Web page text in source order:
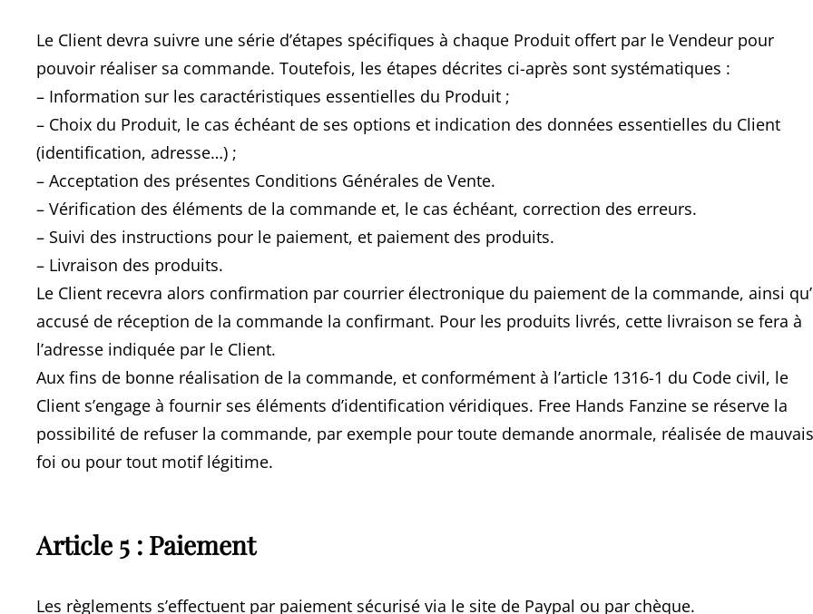
Le Client devra suivre une série d’étapes spécifiques à chaque Produit offert par le Vendeur pour
pouvoir réaliser sa commande. Toutefois, les étapes décrites ci-après sont systématiques :
– Information sur les caractéristiques essentielles du Produit ;
– Choix du Produit, le cas échéant de ses options et indication des données essentielles du Client
(identification, adresse…) ;
– Acceptation des présentes Conditions Générales de Vente.
– Vérification des éléments de la commande et, le cas échéant, correction des erreurs.
– Suivi des instructions pour le paiement, et paiement des produits.
– Livraison des produits.
Le Client recevra alors confirmation par courrier électronique du paiement de la commande, ainsi
accusé de réception de la commande la confirmant. Pour les produits livrés, cette livraison se fera à
l’adresse indiquée par le Client.
Aux fins de bonne réalisation de la commande, et conformément à l’article 1316-1 du Code civil, le
Client s’engage à fournir ses éléments d’identification véridiques. Free Hands Fanzine se réserve la
possibilité de refuser la commande, par exemple pour toute demande anormale, réalisée de
foi ou pour tout motif légitime.
Article 5 : Paiement
Les règlements s’effectuent par paiement sécurisé via le site de Paypal ou par chèque.